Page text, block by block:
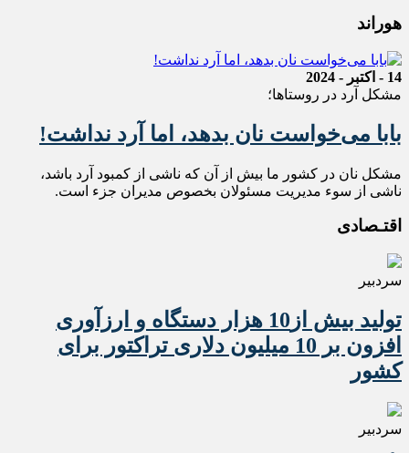
هوراند
14 - اکتبر - 2024
مشکل آرد در روستاها؛
بابا می‌خواست نان بدهد، اما آرد نداشت!
مشکل نان در کشور ما بیش از آن که ناشی از کمبود آرد باشد،
ناشی از سوء مدیریت مسئولان بخصوص مدیران جزء است.
اقتـصادی
سردبیر
تولید بیش از10 هزار دستگاه و ارزآوری
افزون بر 10 میلیون دلاری تراکتور برای
کشور
سردبیر